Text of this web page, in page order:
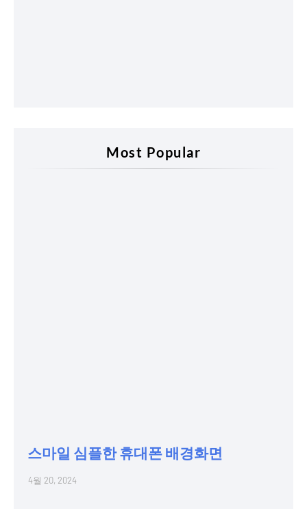
Most Popular
스마일 심플한 휴대폰 배경화면
4월 20, 2024